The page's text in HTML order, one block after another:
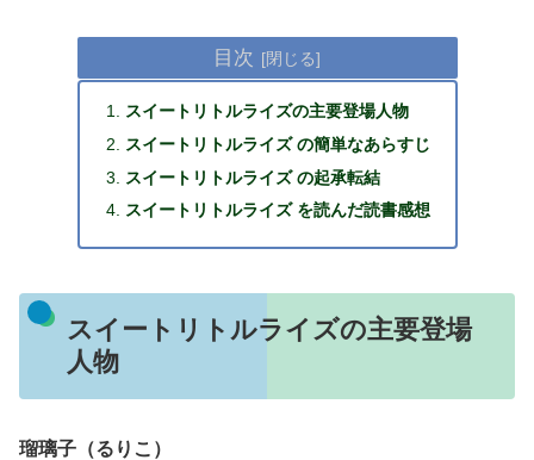
目次
スイートリトルライズの主要登場人物
スイートリトルライズ の簡単なあらすじ
スイートリトルライズ の起承転結
スイートリトルライズ を読んだ読書感想
スイートリトルライズの主要登場
人物
瑠璃子（るりこ）